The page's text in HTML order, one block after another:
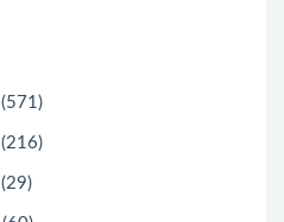
(571)
(216)
(29)